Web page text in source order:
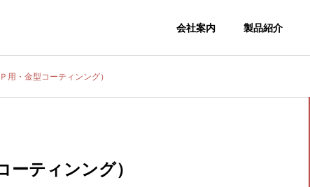
会社案内 製品紹介
用・金型コーティンング）
ーティンング）